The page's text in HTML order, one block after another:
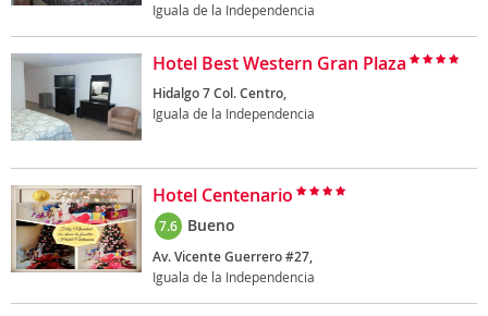
Iguala de la Independencia
Hotel Best Western Gran Plaza
Hidalgo 7 Col. Centro,
Iguala de la Independencia
Hotel Centenario
7.6 Bueno
Av. Vicente Guerrero #27,
Iguala de la Independencia